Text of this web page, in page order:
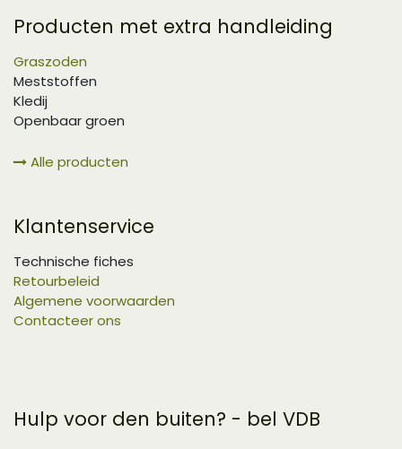
Producten met extra handleiding
Graszoden
Meststoffen
Kledij
Openbaar groen
Alle producten
Klantenservice
Technische fiches
Retourbeleid
Algemene voorwaarden
Contacteer ons
Hulp voor den buiten? - bel VDB